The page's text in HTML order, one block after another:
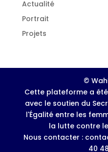
Actualité
Portrait
Projets
©
Cette plateforme a été
avec le soutien du
l'Égalité entre les
la lutte contre
Nous contacter :
40